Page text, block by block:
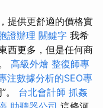
提供更舒適的價格實
證辦理 關鍵字 我希
西更多，但是任何商
高級外燴 整復師專
注數據分析的SEO專
。 台北會計師 抓姦